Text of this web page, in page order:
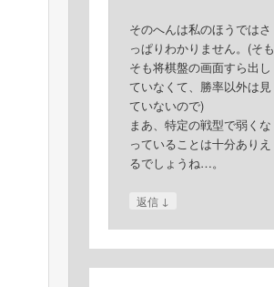
そのへんは私のほうではさ
っぱりわかりません。(そも
そも将棋盤の画面すら出し
ていなくて、勝率以外は見
ていないので)
まあ、特定の戦型で弱くな
っていることは十分ありえ
るでしょうね…。
返信 ↓